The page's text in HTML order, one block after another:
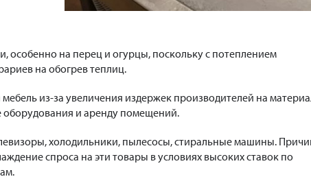
особенно на перец и огурцы, поскольку с потеплением
на обогрев теплиц.
из-за увеличения издержек производителей на
оборудования и аренду помещений.
холодильники, пылесосы, стиральные машины.
спроса на эти товары в условиях высоких ставок по